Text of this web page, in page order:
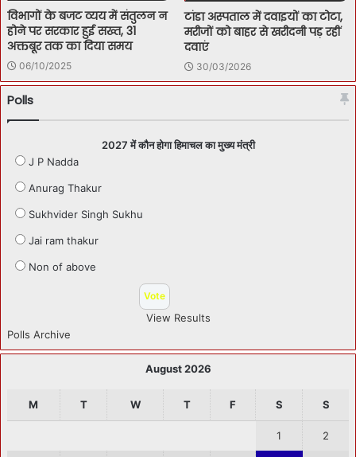
विभागों के बजट व्यय में संतुलन न
होने पर सरकार हुई सख्त, 31
अक्तबूर तक का दिया समय
06/10/2025
टांडा अस्पताल में दवाइयों का टोटा,
मरीजों को बाहर से खरीदनी पड़ रहीं
दवाएं
30/03/2026
Polls
2027 में कौन होगा हिमाचल का मुख्य मंत्री
J P Nadda
Anurag Thakur
Sukhvider Singh Sukhu
Jai ram thakur
Non of above
View Results
Polls Archive
August 2026
M T W T F S S
1 2